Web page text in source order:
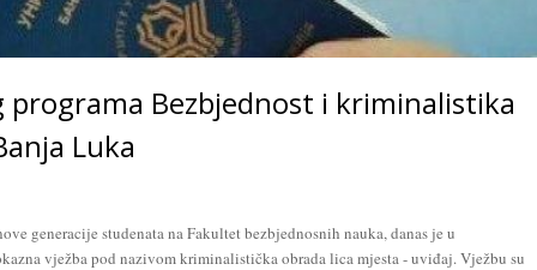
programa Bezbjednost i kriminalistika
Luka
generacije studenata na Fakultet bezbjednosnih nauka, danas je u
vježba pod nazivom kriminalistička obrada lica mjesta - uviđaj. Vježbu su